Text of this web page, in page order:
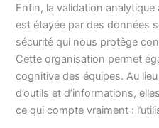
Enfin, la validation
est étayée par des données
sécurité qui nous protège
Cette organisation permet
cognitive des équipes. Au
d’outils et d’informations,
ce qui compte vraiment :